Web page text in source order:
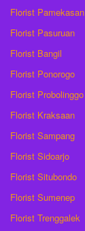
Florist Pamekasan
Florist Pasuruan
Florist Bangil
Florist Ponorogo
Florist Probolinggo
Florist Kraksaan
Florist Sampang
Florist Sidoarjo
Florist Situbondo
Florist Sumenep
Florist Trenggalek